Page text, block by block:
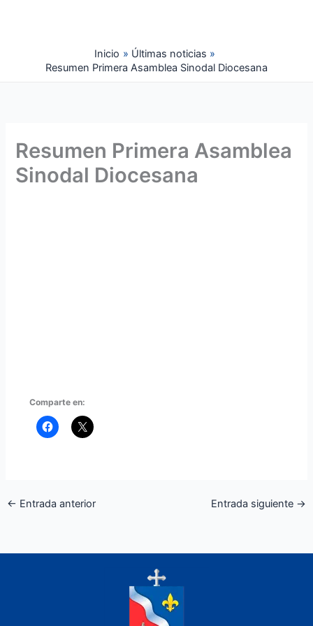
Inicio
Últimas noticias
Resumen Primera Asamblea Sinodal Diocesana
Resumen Primera Asamblea
Sinodal Diocesana
Comparte en:
← Entrada anterior Entrada siguiente →